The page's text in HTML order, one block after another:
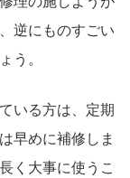
逆にものすごい
う。
いる方は、定期
早めに補修しま
く大事に使うこ